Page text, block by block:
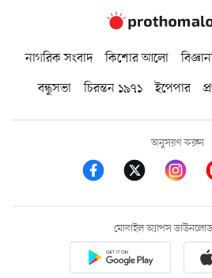
নাগরিক সংবাদ কিশোর আলো
বন্ধুসভা
চিরন্তন ১৯৭১ ইপেপার
অনুসরণ করুন
মোবাইল অ্যাপস